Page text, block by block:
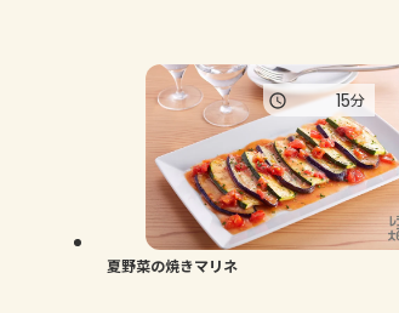
夏野菜の焼きマリネ
15分